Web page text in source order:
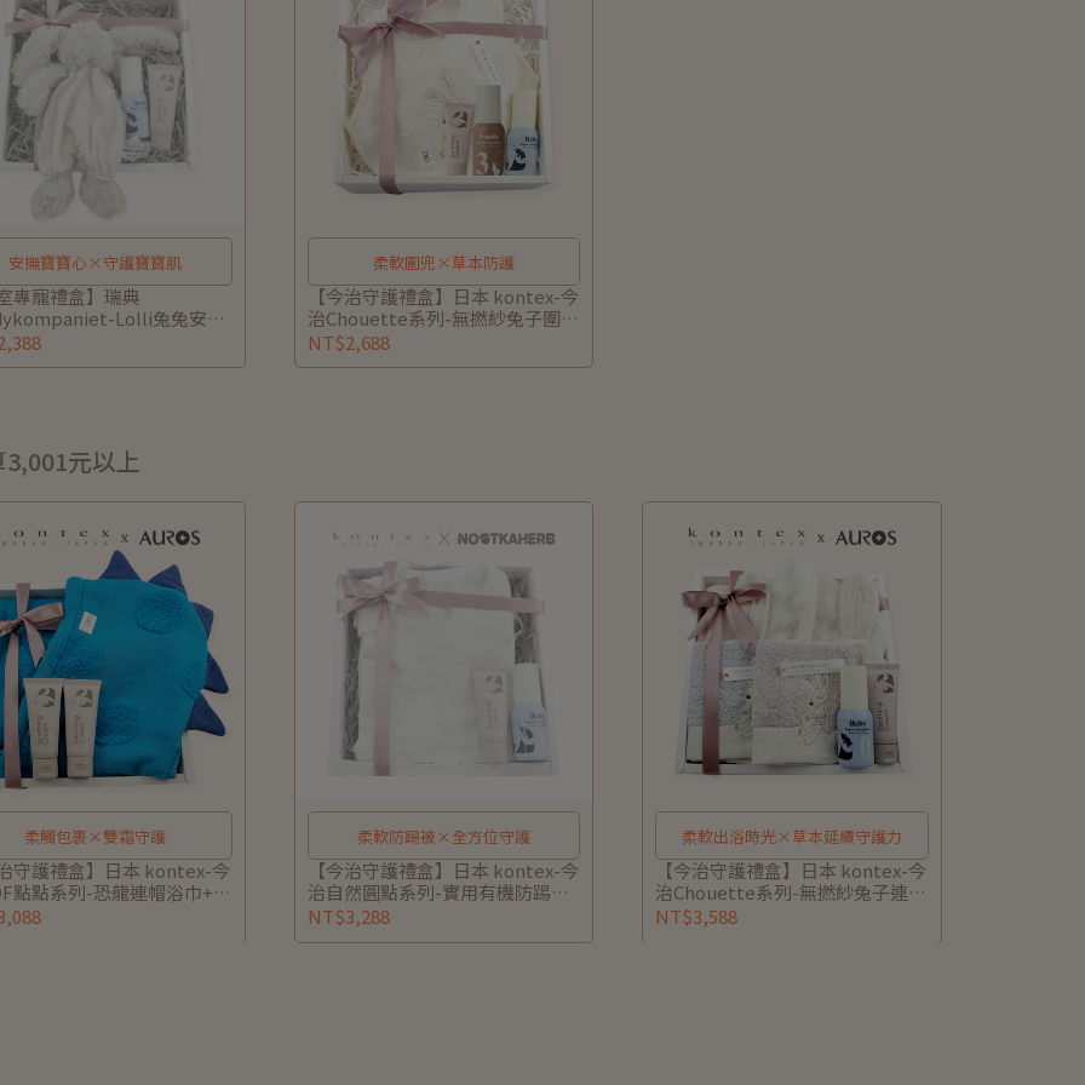
安撫寶寶心×守護寶寶肌
專寵禮盒】瑞典
Lolli兔兔安撫
獨家)+諾卡草本寶寶防蚊.
60ml/40g (附禮盒/提袋/小
柔軟圍兜×草本防護
【今治守護禮盒】日本 kontex-今
治Chouette系列-無撚紗兔子圍兜
+諾卡草本寶寶防蚊噴霧60ml+諾
卡草本防蚊蟲噴霧80ml+諾卡草本
NT$2,688
3,001元以上
柔觸包裹×雙霜守護
治守護禮盒】日本 kontex-今
點點系列-恐龍連帽浴巾+諾
寶寶秀秀霜40g*2 (附禮盒/
小卡可代寫)
柔軟防踢被×全方位守護
【今治守護禮盒】日本 kontex-今
治自然圓點系列-實用有機防踢被
(米色)+諾卡草本寶寶防蚊.修護組
60ml/40g (附禮盒/提袋/小卡可代
NT$3,288
柔軟出浴時光×草本延續守護力
【今治守護禮盒】日本 kontex-今
治Chouette系列-無撚紗兔子連帽
浴巾*1+小方巾*1+諾卡草本寶寶
防蚊.修護組60ml/40g (附禮盒/提
NT$3,588